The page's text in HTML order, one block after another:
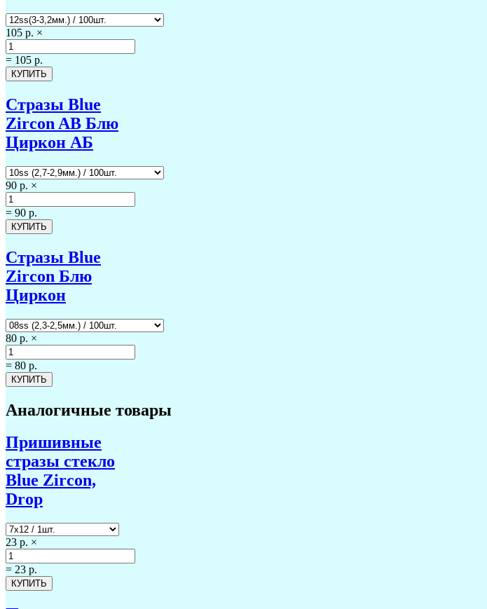
105 р. ×
= 105 р.
Стразы Blue
Zircon AB Блю
Циркон АБ
90 р. ×
= 90 р.
Стразы Blue
Zircon Блю
Циркон
80 р. ×
= 80 р.
Аналогичные товары
Пришивные
стразы стекло
Blue Zircon,
Drop
23 р. ×
= 23 р.